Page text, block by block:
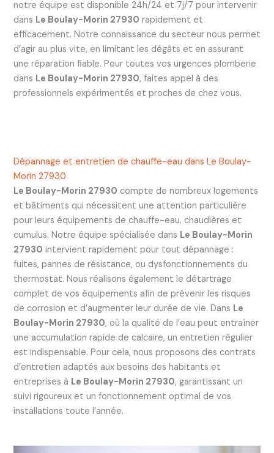
notre équipe est disponible 24h/24 et 7j/7 pour intervenir
dans Le Boulay-Morin 27930 rapidement et
efficacement. Notre connaissance du secteur nous permet
d’agir au plus vite, en limitant les dégâts et en assurant
une réparation fiable. Pour toutes vos urgences plomberie
dans Le Boulay-Morin 27930, faites appel à des
professionnels expérimentés et proches de chez vous.
Dépannage et entretien de chauffe-eau dans Le Boulay-
Morin 27930
Le Boulay-Morin 27930 compte de nombreux logements
et bâtiments qui nécessitent une attention particulière
pour leurs équipements de chauffe-eau, chaudières et
cumulus. Notre équipe spécialisée dans Le Boulay-Morin
27930 intervient rapidement pour tout dépannage :
fuites, pannes de résistance, ou dysfonctionnements du
thermostat. Nous réalisons également le détartrage
complet de vos équipements afin de prévenir les risques
de corrosion et d’augmenter leur durée de vie. Dans Le
Boulay-Morin 27930, où la qualité de l’eau peut entraîner
une accumulation rapide de calcaire, un entretien régulier
est indispensable. Pour cela, nous proposons des contrats
d’entretien adaptés aux besoins des habitants et
entreprises à Le Boulay-Morin 27930, garantissant un
suivi rigoureux et un fonctionnement optimal de vos
installations toute l’année.